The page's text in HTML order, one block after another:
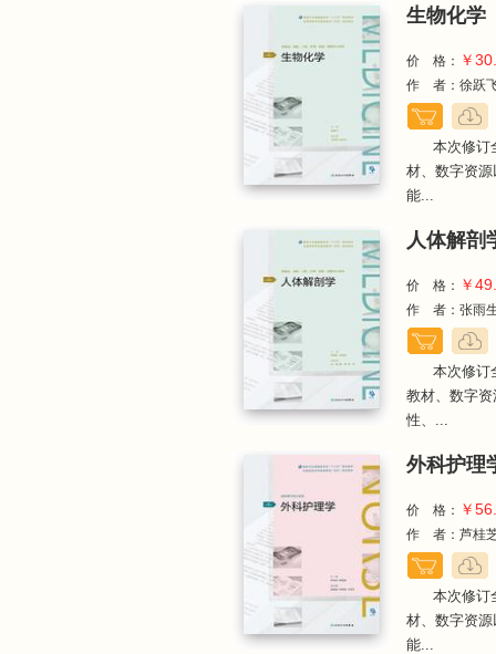
生物化学
价 格： ￥
作 者：徐跃
本次修订
材、数字资
能...
人体解剖
价 格： ￥
作 者：张雨
本次修订
教材、数字
性、...
外科护理
价 格： ￥
作 者：芦桂
本次修订
材、数字资
能...